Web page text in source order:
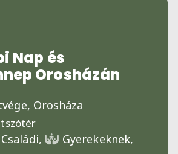
Nap és
Orosházán
Orosháza
Családi, Gyerekeknek,